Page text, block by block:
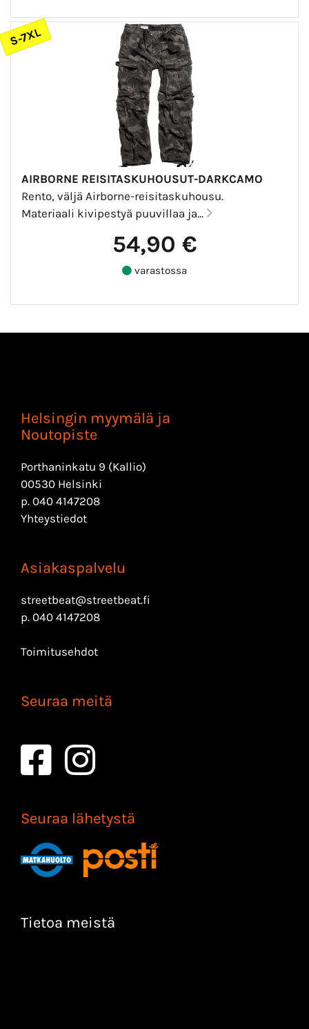
S-7XL
AIRBORNE REISITASKUHOUSUT-DARKCAMO
Rento, väljä Airborne-reisitaskuhousu.
Materiaali kivipestyä puuvillaa ja...
54,90 €
varastossa
Helsingin myymälä ja
Noutopiste
Porthaninkatu 9 (Kallio)
00530 Helsinki
p. 040 4147208
Yhteystiedot
Asiakaspalvelu
streetbeat@streetbeat.fi
p. 040 4147208
Toimitusehdot
Seuraa meitä
Seuraa lähetystä
Tietoa meistä